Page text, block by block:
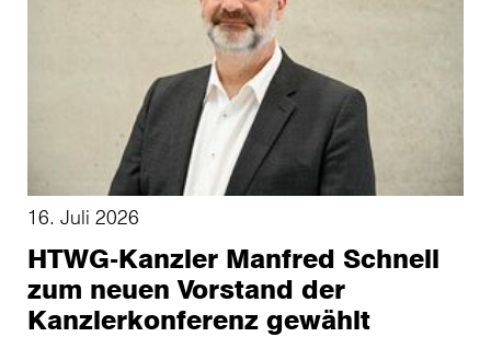
16. Juli 2026
HTWG-Kanzler Manfred Schnell
zum neuen Vorstand der
Kanzlerkonferenz gewählt